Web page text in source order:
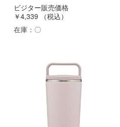
ビジター販売価格
￥4,339
（税込）
在庫： 〇